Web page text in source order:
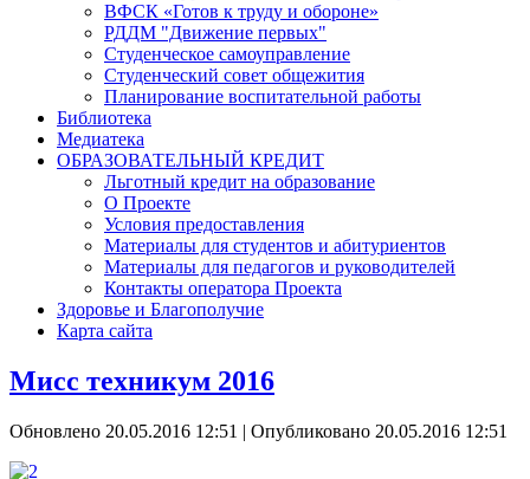
ВФСК «Готов к труду и обороне»
РДДМ "Движение первых"
Студенческое самоуправление
Студенческий совет общежития
Планирование воспитательной работы
Библиотека
Медиатека
ОБРАЗОВАТЕЛЬНЫЙ КРЕДИТ
Льготный кредит на образование
О Проекте
Условия предоставления
Материалы для студентов и абитуриентов
Материалы для педагогов и руководителей
Контакты оператора Проекта
Здоровье и Благополучие
Карта сайта
Мисс техникум 2016
Обновлено 20.05.2016 12:51 | Опубликовано 20.05.2016 12:51